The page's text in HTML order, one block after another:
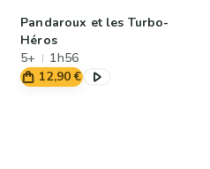
Pandaroux et les Turbo-
Héros
5+
1h56
12,90 €